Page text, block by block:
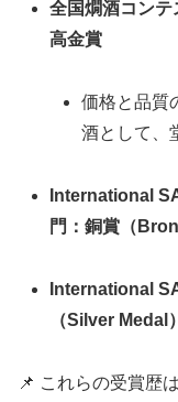
全国燗酒コン
高金賞
価格と品質
酒として、
International
門：銅賞（
International
（Silver Medal
📌 これらの受賞歴は